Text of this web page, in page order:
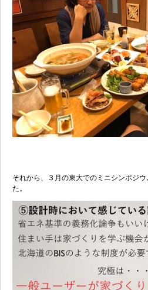
それから、３月の東大でのミニシンポジ
た。